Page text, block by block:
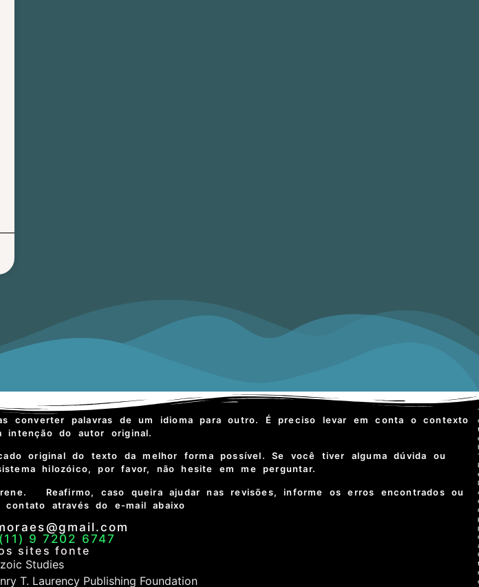
converter palavras de um idioma para outro. É preciso levar em conta o contexto
do autor original.
original do texto da melhor forma possível. Se você tiver alguma dúvida ou
hilozóico, por favor, não hesite em me perguntar.
Reafirmo, caso queira ajudar nas revisões, informe os erros encontrados ou
através do e-mail abaixo
9 7202 6747
sites fonte
Studies
T. Laurency Publishing Foundation